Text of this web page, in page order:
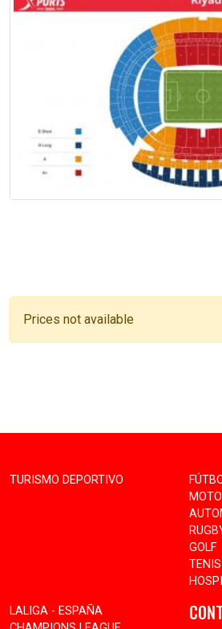
Prices not available
TURISMO DEPORTIVO
GOLF
TENIS
LALIGA - ESPAÑA